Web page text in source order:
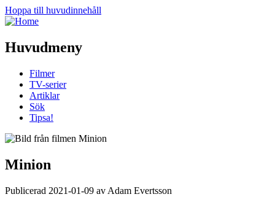
Hoppa till huvudinnehåll
Huvudmeny
Filmer
TV-serier
Artiklar
Sök
Tipsa!
Minion
Publicerad 2021-01-09 av Adam Evertsson